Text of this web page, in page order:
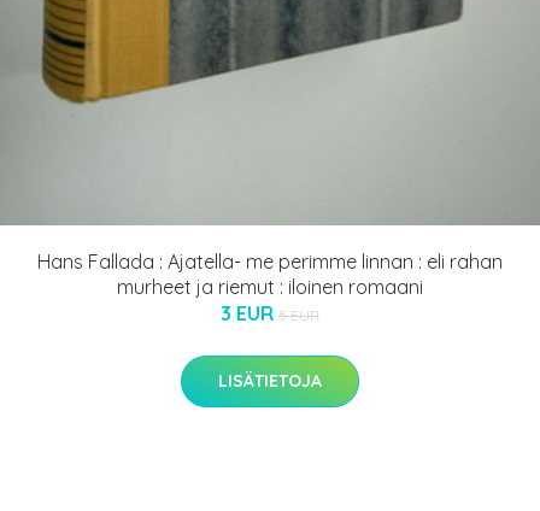
Hans Fallada : Ajatella- me perimme linnan : eli rahan
murheet ja riemut : iloinen romaani
3 EUR 5 EUR
LISÄTIETOJA